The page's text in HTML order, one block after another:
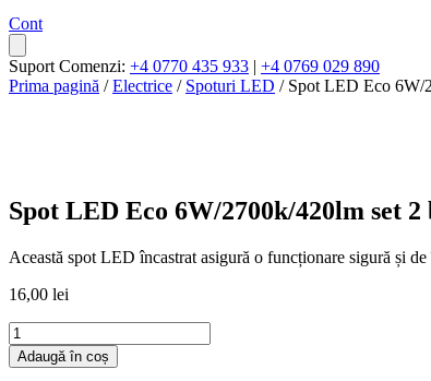
Cont
Suport Comenzi: +4 0770 435 933 | +4 0769 029 890
Prima pagină /Electrice / Spoturi LED / Spot LED Eco 6W/
Spot LED Eco 6W/2700k/420lm set
Această spot LED încastrat asigură o funcționare sigură și de
16,00 lei
Cantitate
Spot
LED
Adaugă în coș